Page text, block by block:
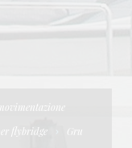
VARO TENDER
flybridge
Gru